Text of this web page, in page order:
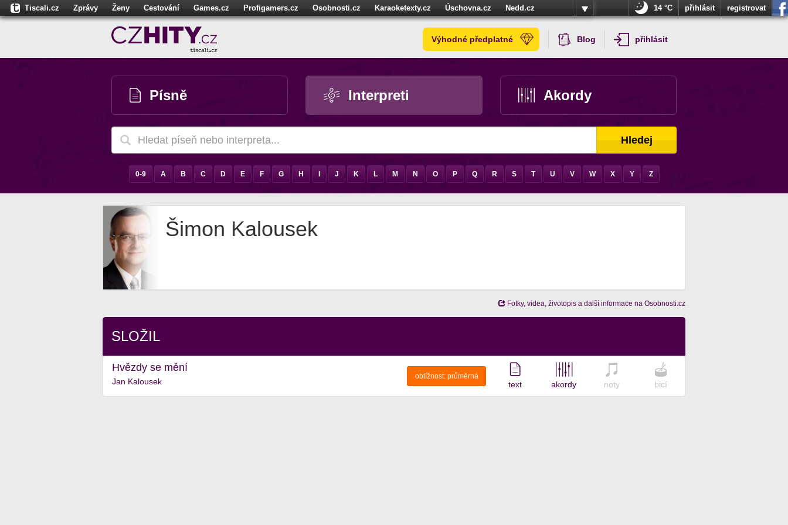
Tiscali.cz Zprávy Ženy Cestování Games.cz Profigamers.cz Osobnosti.cz Karaoketexty.cz Úschovna.cz
Nedd.cz
Sport Dokina.cz CZhity.cz
14 °C přihlásit registrovat
Výhodné předplatné Blog přihlásit
Písně Interpreti Akordy
Hledej
0-9 A B C D E F G H J K L M N O P Q R S T U V W X Y Z
Šimon Kalousek
Fotky, videa, životopis a další informace na Osobnosti.cz
SLOŽIL
Hvězdy se mění
Jan Kalousek
obtížnost: průměrná
text akordy noty bicí